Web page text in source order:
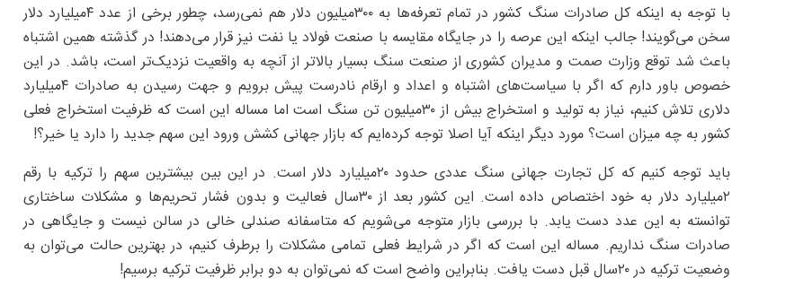
با توجه به اینکه کل صادرات سنگ کشور در تمام‌ تعرفه‌ها به ۳۰۰‌میلیون دلار هم نمی‌رسد، چطور برخی از عدد ۴میلیارد دلار
سخن می‌گویند! جالب اینکه این عرصه ‌را در جایگاه مقایسه با صنعت فولاد یا نفت نیز قرار می‌دهند! در گذشته همین اشتباه
باعث شد توقع وزارت صمت و مدیران کشوری از صنعت سنگ بسیار بالاتر از آنچه به واقعیت نزدیک‌تر است، باشد. در این
خصوص باور دارم که اگر با سیاست‌های اشتباه و اعداد و ارقام نادرست پیش برویم و جهت رسیدن به صادرات ۴‌میلیارد
دلاری تلاش کنیم، نیاز به تولید و استخراج بیش از ۳۰میلیون تن سنگ است اما مساله این است که ظرفیت استخراج فعلی
کشور به چه میزان است؟ مورد دیگر اینکه آیا اصلا توجه کرده‌ایم که بازار جهانی کشش ورود این سهم جدید را دارد یا خیر؟!
باید توجه کنیم که کل تجارت جهانی سنگ عددی حدود ۲۰‌میلیارد دلار است. در این بین بیشترین سهم را ترکیه با رقم
۲میلیارد دلار به خود اختصاص داده است. این کشور بعد از ۳۰سال فعالیت و بدون فشار تحریم‌ها و مشکلات ساختاری
توانسته به این عدد دست یابد. با بررسی بازار متوجه می‌شویم که متاسفانه صندلی خالی در سالن نیست و جایگاهی در
صادرات سنگ نداریم. مساله این است که اگر در شرایط فعلی تمامی مشکلات را برطرف کنیم، در بهترین حالت می‌توان به
وضعیت ترکیه در ۲۰سال قبل دست یافت. بنابراین واضح است که نمی‌توان به دو برابر ظرفیت ترکیه برسیم!